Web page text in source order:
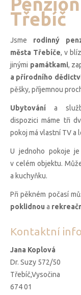
Třebíč
Jsme rodinný
města Třebíče, v
jinými památkami,
a přírodního dědictví
pěšky, příjemnou
Ubytování a
dispozici máme tři
pokoj má vlastní TV a
U jednoho pokoje
v celém objektu.
a kuchyňku.
Při pěkném počasí
poklidnou a
Kontaktní
Jana Koplová
Dr. Suzy 572/50
Třebíč,Vysočina
674 01